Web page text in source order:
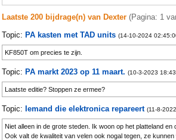
Laatste 200 bijdrage(n) van Dexter (Pagina: 1
Topic: PA kasten met TAD units (14-10-2024
KF850T om precies te zijn.
Topic: PA markt 2023 op 11 maart. (10-3-2023
Laatste editie? Stoppen ze ermee?
Topic: Iemand die elektronica repareert (11-8-
Niet alleen in de grote steden. Ik woon op het platteland en
Ook valt de kwaliteit van velen ook nogal tegen, ze